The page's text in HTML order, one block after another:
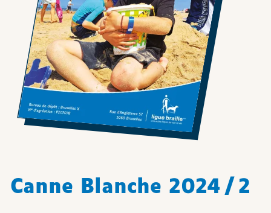
Canne Blanche 2024 / 2